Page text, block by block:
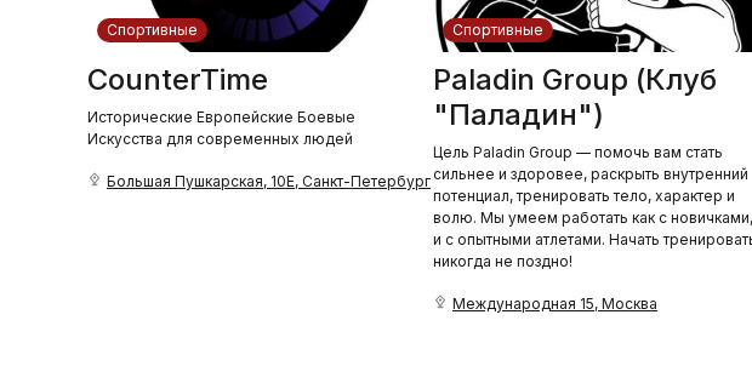
Спортивные
CounterTime
Исторические Европейские Боевые
Искусства для современных людей
Большая Пушкарская, 10Е, Санкт-Петербург
Спортивные
Paladin Group (Клуб
"Паладин")
Цель Paladin Group — помочь вам стать
сильнее и здоровее, раскрыть внутренний
потенциал, тренировать тело, характер и
волю. Мы умеем работать как с новичками,
и с опытными атлетами. Начать
никогда не поздно!
Международная 15, Москва